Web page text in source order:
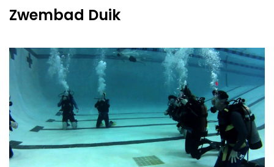
Zwembad Duik